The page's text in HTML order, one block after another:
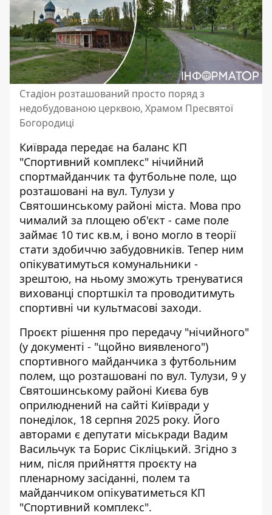
Стадіон розташований просто поряд з
недобудованою церквою, Храмом Пресвятої
Богородиці
Київрада передає на баланс КП
"Спортивний комплекс" нічийний
спортмайданчик та футбольне поле, що
розташовані на вул. Тулузи у
Святошинському районі міста. Мова про
чималий за площею об'єкт - саме поле
займає 10 тис кв.м, і воно могло в теорії
стати здобиччю забудовників. Тепер ним
опікуватимуться комунальники -
зрештою, на ньому зможуть тренуватися
вихованці спортшкіл та проводитимуть
спортивні чи культмасові заходи.
Проєкт рішення про передачу "нічийного"
(у документі - "щойно виявленого")
спортивного майданчика з футбольним
полем, що розташовані по вул. Тулузи, 9 у
Святошинському районі Києва був
оприлюднений на сайті Київради у
понеділок, 18 серпня 2025 року. Його
авторами є депутати міськради Вадим
Васильчук та Борис Сікліцький. Згідно з
ним, після прийняття проєкту на
пленарному засіданні, полем та
майданчиком опікуватиметься КП
"Спортивний комплекс".